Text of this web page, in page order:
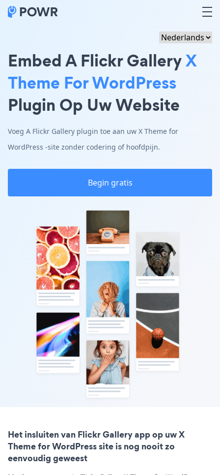
Embed A Flickr GalleryX
Theme For WordPress
Plugin Op Uw Website
Voeg A Flickr Gallery plugin toe aan uw X Theme for
WordPress -site zonder codering of hoofdpijn.
Begin gratis
Het insluiten van Flickr Gallery app op uw X
Theme for WordPress site is nog nooit zo
eenvoudig geweest